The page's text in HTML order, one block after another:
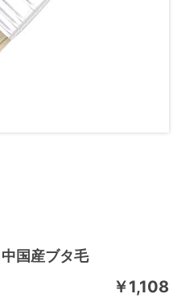
国産ブタ毛
￥1,108